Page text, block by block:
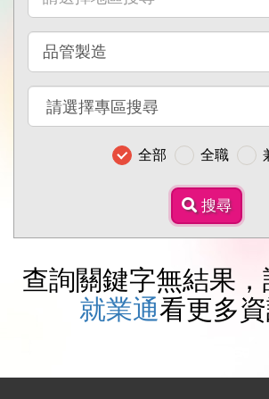
鍵
字
擇
區
搜
擇
別
全部 全職
搜尋
查詢關鍵字無結果，
就業通看更多資